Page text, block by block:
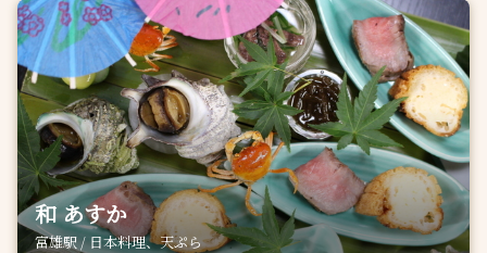
和 あすか
富雄駅 / 日本料理、天ぷら